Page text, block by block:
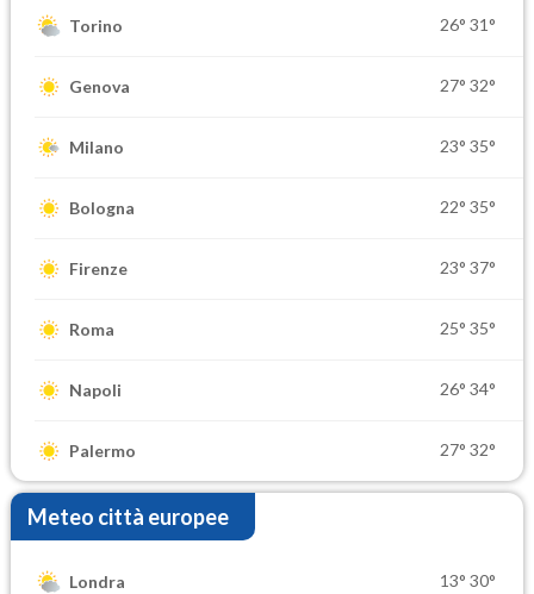
Torino 26° 31°
Genova 27° 32°
Milano 23° 35°
Bologna 22° 35°
Firenze 23° 37°
Roma 25° 35°
Napoli 26° 34°
Palermo 27° 32°
Meteo città europee
Londra 13° 30°